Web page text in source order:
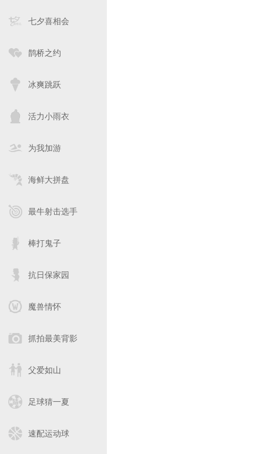
七夕喜相会
鹊桥之约
冰爽跳跃
活力小雨衣
为我加游
海鲜大拼盘
最牛射击选手
棒打鬼子
抗日保家园
魔兽情怀
抓拍最美背影
父爱如山
足球猜一夏
速配运动球